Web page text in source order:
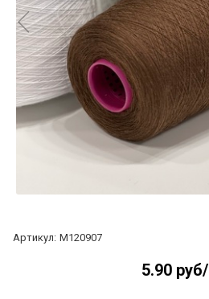
Артикул: М120907
5.90 руб